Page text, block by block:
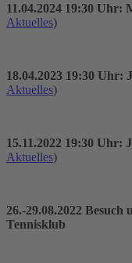
11.04.2024 19:30 Uhr:
Aktuelles)
18.04.2023 19:30 Uhr:
Aktuelles)
15.11.2022 19:30 Uhr:
Aktuelles)
26.-29.08.2022
Tennisklub